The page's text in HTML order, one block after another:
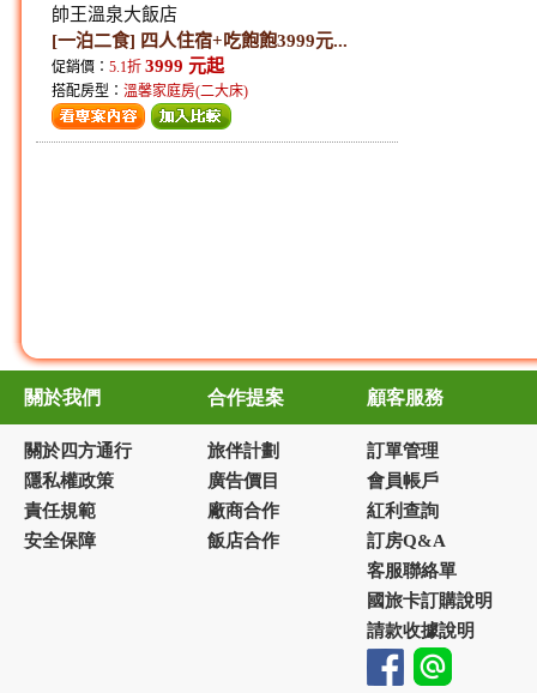
帥王溫泉大飯店
[一泊二食] 四人住宿+吃飽飽3999元...
促銷價： 5.1折 3999 元起
搭配房型： 溫馨家庭房(二大床)